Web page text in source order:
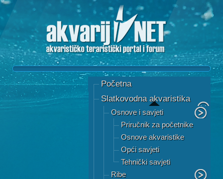
Početna
Slatkovodna akvaristika
Osnove i savjeti
Priručnik za početnike
Osnove akvaristike
Opći savjeti
Tehnički savjeti
Ribe